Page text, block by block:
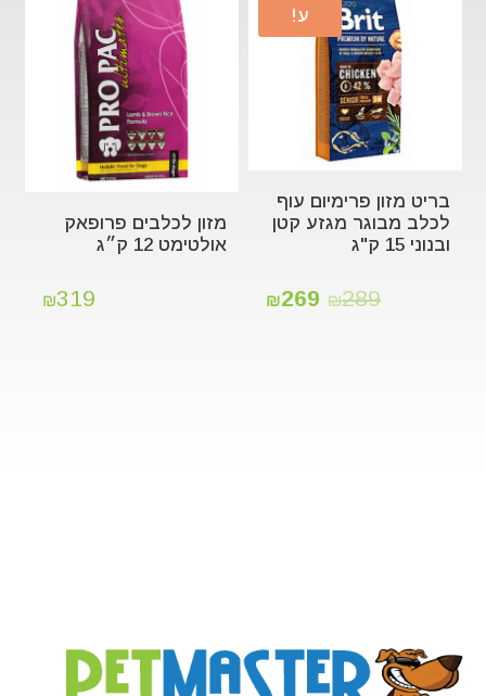
ע!
בריט מזון פרימיום עוף
לכלב מבוגר מגזע קטן
ובנוני 15 ק"ג
₪289
₪269
מזון לכלבים פרופאק
אולטימט 12 ק״ג
₪319